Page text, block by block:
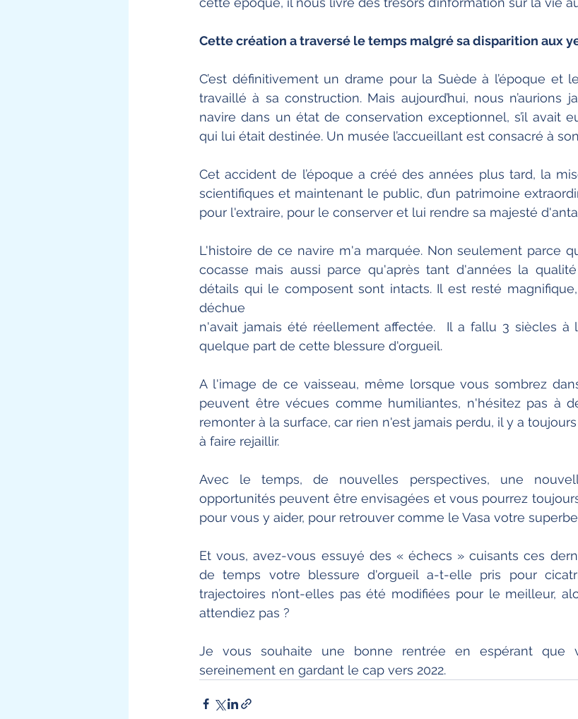
Cette création a traversé le temps malgré sa disparition aux
C’est définitivement un drame pour la Suède à l’époque et
travaillé à sa construction. Mais aujourd’hui, nous n’aurions
navire dans un état de conservation exceptionnel, s’il avait
qui lui était destinée. Un musée l’accueillant est consacré à
Cet accident de l’époque a créé des années plus tard, la
scientifiques et maintenant le public, d’un patrimoine
pour l'extraire, pour le conserver et lui rendre sa majesté
L'histoire de ce navire m'a marquée. Non seulement parce
cocasse mais aussi parce qu'après tant d'années la
détails qui le composent sont intacts. Il est resté
déchue
n'avait jamais été réellement affectée.  Il a fallu 3 siècles à
quelque part de cette blessure d'orgueil.
A l'image de ce vaisseau, même lorsque vous sombrez
peuvent être vécues comme humiliantes, n'hésitez pas à
remonter à la surface, car rien n'est jamais perdu, il y a
à faire rejaillir.
Avec le temps, de nouvelles perspectives, une
opportunités peuvent être envisagées et vous pourrez
pour vous y aider, pour retrouver comme le Vasa votre
Et vous, avez-vous essuyé des « échecs » cuisants ces
de temps votre blessure d'orgueil a-t-elle pris pour
trajectoires n’ont-elles pas été modifiées pour le meilleur,
attendiez pas ?
Je vous souhaite une bonne rentrée en espérant que
sereinement en gardant le cap vers 2022.